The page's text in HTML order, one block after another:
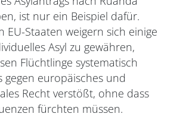
ist nur ein Beispiel dafür.
EU-Staaten weigern sich einige
Asyl zu gewähren,
Flüchtlinge systematisch
gegen europäisches und
Recht verstößt, ohne dass
fürchten müssen.